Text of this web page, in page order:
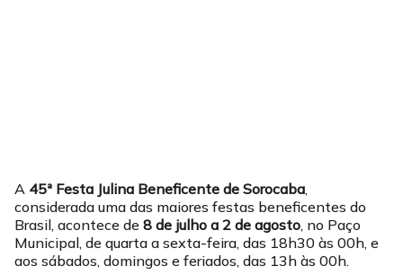
A 45ª Festa Julina Beneficente de Sorocaba,
considerada uma das maiores festas beneficentes do
Brasil, acontece de 8 de julho a 2 de agosto, no Paço
Municipal, de quarta a sexta-feira, das 18h30 às 00h, e
aos sábados, domingos e feriados, das 13h às 00h.